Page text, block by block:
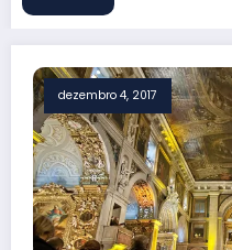
dezembro 4, 2017